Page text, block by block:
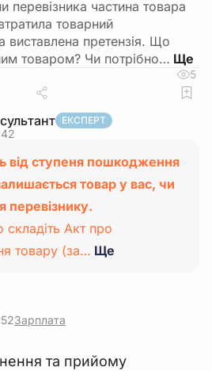
перевізника частина товара
товарний
виставлена претензія. Що
товаром? Чи потрібно…
5
ЕКСПЕРТ
від ступеня пошкодження
товар у вас, чи
перевізнику.
Акт про
товару (за… Ще
Зарплата
та прийому